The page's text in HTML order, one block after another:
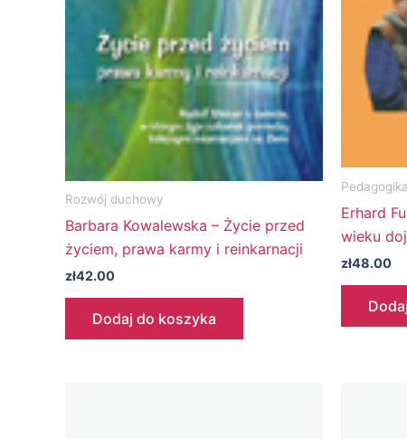
Rozwój duchowy
Barbara Kowalewska – Życie przed
życiem, prawa karmy i reinkarnacji
zł42.00
Dodaj do koszyka
Pedagogika
Erhard
wieku
zł48.00